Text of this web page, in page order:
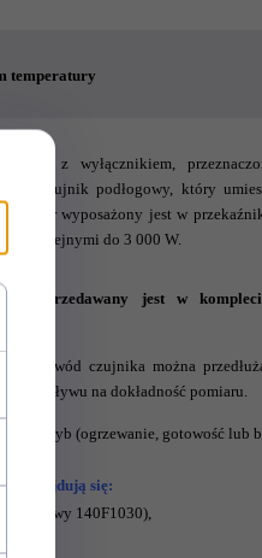
temperatury
z wyłącznikiem,
się czujnik podłogowy, który
wyposażony jest w
grzejnymi do 3 000 W.
sprzedawany jest w
Przewód czujnika można
wpływu na dokładność pomiaru.
tryb (ogrzewanie, gotowość lub
znajdują się:
140F1030),